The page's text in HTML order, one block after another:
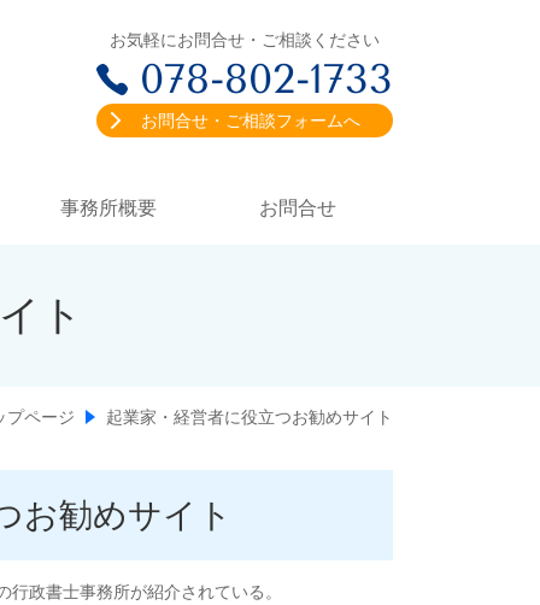
お気軽にお問合せ・ご相談ください
078-802-1733
お問合せ・ご相談フォームへ
事務所概要 お問合せ
ト
プページ 起業家・経営者に役立つお勧めサイト
お勧めサイト
政書士事務所が紹介されている。